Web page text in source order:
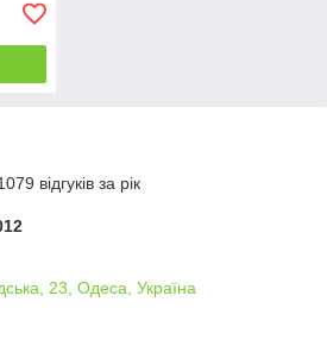
відгуків за рік
23, Одеса, Україна